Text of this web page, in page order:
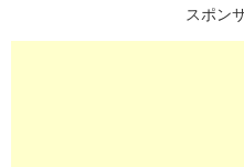
スポン